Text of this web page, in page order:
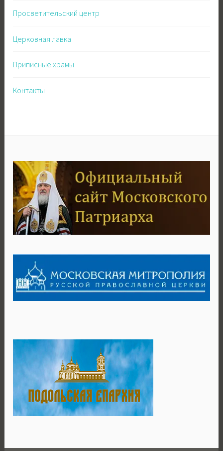
Просветительский центр
Церковная лавка
Приписные храмы
Контакты